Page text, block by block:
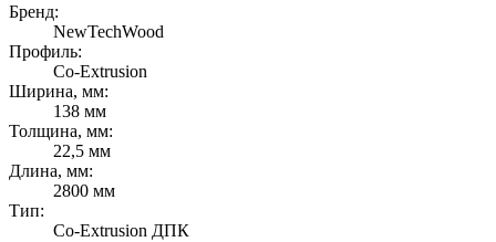
Бренд:
NewTechWood
Профиль:
Co-Extrusion
Ширина, мм:
138 мм
Толщина, мм:
22,5 мм
Длина, мм:
2800 мм
Тип:
Co-Extrusion ДПК